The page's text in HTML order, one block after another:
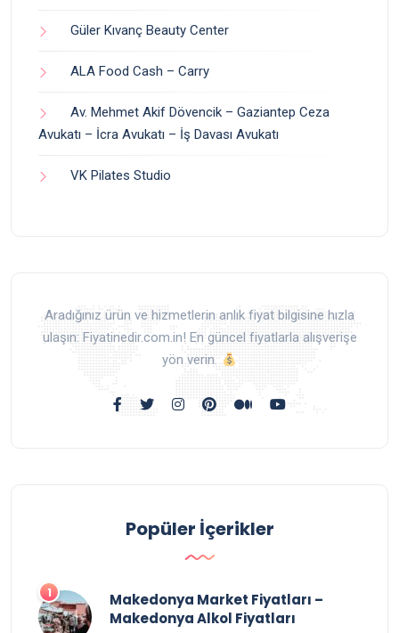
Güler Kıvanç Beauty Center
ALA Food Cash – Carry
Av. Mehmet Akif Dövencik – Gaziantep Ceza
Avukatı – İcra Avukatı – İş Davası Avukatı
VK Pilates Studio
Aradığınız ürün ve hizmetlerin anlık fiyat bilgisine hızla
ulaşın: Fiyatinedir.com.in! En güncel fiyatlarla alışverişe
yön verin.
Popüler İçerikler
Makedonya Market Fiyatları –
Makedonya Alkol Fiyatları